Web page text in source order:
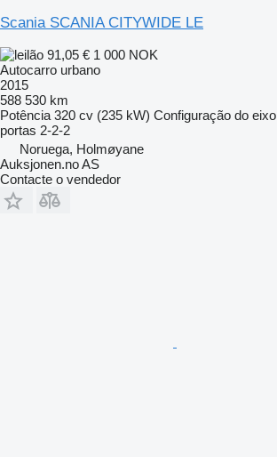
Scania SCANIA CITYWIDE LE
91,05 € 1 000 NOK
Autocarro urbano
2015
588 530 km
Potência 320 cv (235 kW) Configuração do eixo
portas 2-2-2
Noruega, Holmøyane
Auksjonen.no AS
Contacte o vendedor